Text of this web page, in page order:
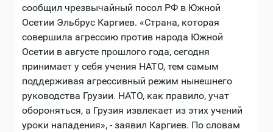
сообщил чрезвычайный посол РФ в Южной
Осетии Эльбрус Каргиев. «Страна, которая
совершила агрессию против народа Южной
Осетии в августе прошлого года, сегодня
принимает у себя учения НАТО, тем самым
поддерживая агрессивный режим нынешнего
руководства Грузии. НАТО, как правило, учат
обороняться, а Грузия извлекает из этих учений
уроки нападения», - заявил Каргиев. По словам